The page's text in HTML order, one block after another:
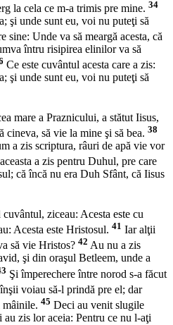
la cela ce m-a trimis pre mine. 34
şi unde sunt eu, voi nu puteţi să
sine: Unde va să meargă acesta, că
întru risipirea elinilor va să
Ce este cuvântul acesta care a zis:
şi unde sunt eu, voi nu puteţi să
mare a Praznicului, a stătut Iisus,
cineva, să vie la mine şi să bea. 38
a zis scriptura, râuri de apă vie vor
a zis pentru Duhul, pre care
că încă nu era Duh Sfânt, că Iisus
ziceau: Acesta este cu
Acesta este Hristosul. 41 Iar alţii
să vie Hristos? 42 Au nu a zis
şi din oraşul Betleem, unde a
Şi împerechere între norod s-a făcut
voiau să-l prindă pre el; dar
mâinile. 45 Deci au venit slugile
zis lor aceia: Pentru ce nu l-aţi